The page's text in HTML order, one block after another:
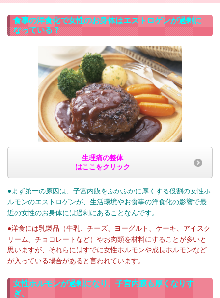
食事の洋食化で女性のお身体はエストロゲンが過剰に
なっている？
生理痛の整体
はここをクリック
●まず第一の原因は、子宮内膜をふかふかに厚くする役割の女性ホ
ルモンのエストロゲンが、生活環境やお食事の洋食化の影響で最
近の女性のお身体には過剰にあることなんです。
●洋食には乳製品（牛乳、チーズ、ヨーグルト、ケーキ、アイスク
リーム、チョコレートなど）やお肉類を材料にすることが多いと
思いますが、それらにはすでに女性ホルモンや成長ホルモンなど
が入っている場合があると言われています。
女性ホルモンが過剰になり、子宮内膜も厚くなりす
ぎ、